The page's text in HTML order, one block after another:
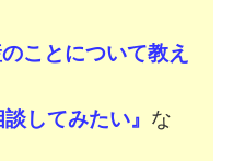
ことについて教え
してみたい』 な